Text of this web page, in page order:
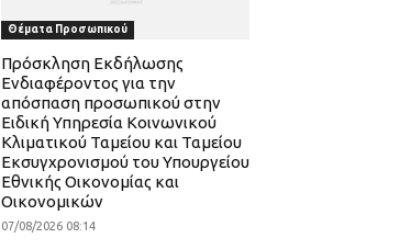
Θέματα Προσωπικού
Πρόσκληση Εκδήλωσης
Ενδιαφέροντος για την
απόσπαση προσωπικού στην
Ειδική Υπηρεσία Κοινωνικού
Κλιματικού Ταμείου και Ταμείου
Εκσυγχρονισμού του Υπουργείου
Εθνικής Οικονομίας και
Οικονομικών
07/08/2026 08:14